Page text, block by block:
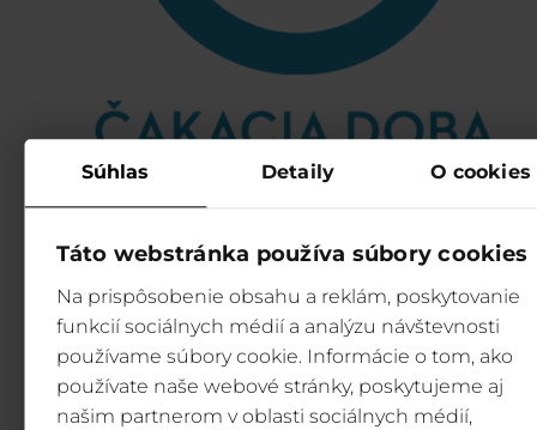
Súhlas Detaily O cookies
Táto webstránka používa súbory cookies
Na prispôsobenie obsahu a reklám, poskytovanie
funkcií sociálnych médií a analýzu návštevnosti
používame súbory cookie. Informácie o tom, ako
používate naše webové stránky, poskytujeme aj
našim partnerom v oblasti sociálnych médií,